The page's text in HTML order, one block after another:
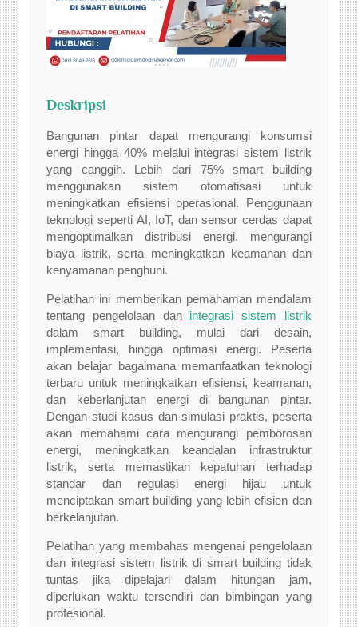
Deskripsi
Bangunan pintar dapat mengurangi konsumsi
energi hingga 40% melalui integrasi sistem listrik
yang canggih. Lebih dari 75% smart building
menggunakan sistem otomatisasi untuk
meningkatkan efisiensi operasional. Penggunaan
teknologi seperti AI, IoT, dan sensor cerdas dapat
mengoptimalkan distribusi energi, mengurangi
biaya listrik, serta meningkatkan keamanan dan
kenyamanan penghuni.
Pelatihan ini memberikan pemahaman mendalam
tentang pengelolaan danintegrasi sistem listrik
dalam smart building, mulai dari desain,
implementasi, hingga optimasi energi. Peserta
akan belajar bagaimana memanfaatkan teknologi
terbaru untuk meningkatkan efisiensi, keamanan,
dan keberlanjutan energi di bangunan pintar.
Dengan studi kasus dan simulasi praktis, peserta
akan memahami cara mengurangi pemborosan
energi, meningkatkan keandalan infrastruktur
listrik, serta memastikan kepatuhan terhadap
standar dan regulasi energi hijau untuk
menciptakan smart building yang lebih efisien dan
berkelanjutan.
Pelatihan yang membahas mengenai pengelolaan
dan integrasi sistem listrik di smart building tidak
tuntas jika dipelajari dalam hitungan jam,
diperlukan waktu tersendiri dan bimbingan yang
profesional.